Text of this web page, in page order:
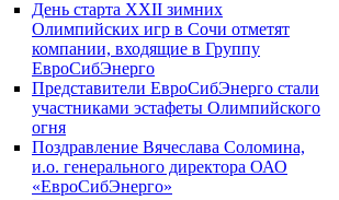
День старта XXII зимних
Олимпийских игр в Сочи отметят
компании, входящие в Группу
ЕвроСибЭнерго
Представители ЕвроСибЭнерго стали
участниками эстафеты Олимпийского
огня
Поздравление Вячеслава Соломина,
и.о. генерального директора ОАО
«ЕвроСибЭнерго»